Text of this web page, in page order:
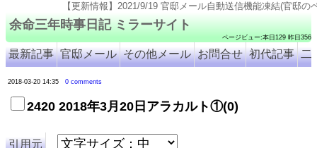
余命三年時事日記 ミラーサイト
ページビュー:本日129 昨日356
最新記事 官邸メール その他メール お問合せ 初代記事 二
2018-03-20 14:35 0 comments
2420 2018年3月20日アラカルト①(0)
引用元
【更新情報】2021/9/19 官邸メール自動送信機能凍結(官邸のページ